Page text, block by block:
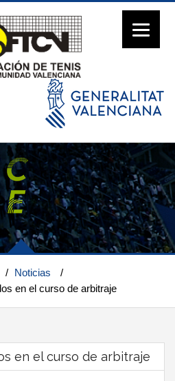
/ Noticias
/
en el curso de arbitraje
en el curso de arbitraje